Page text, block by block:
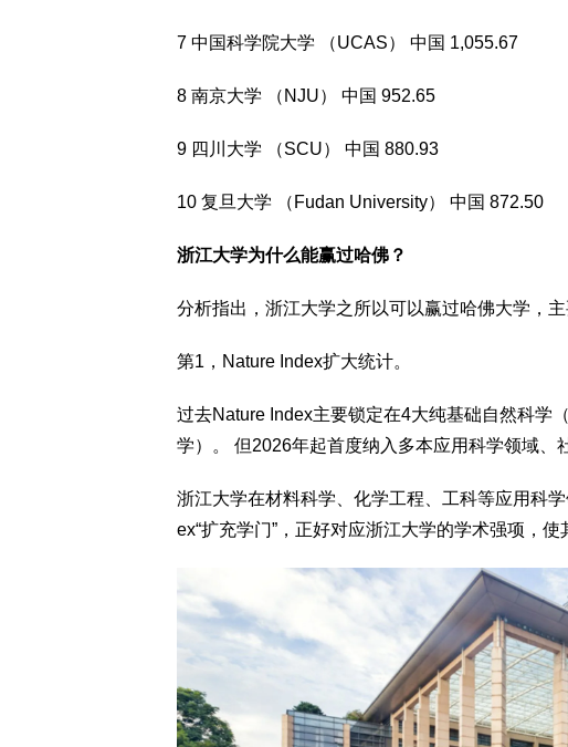
7 中国科学院大学 （UCAS） 中国 1,055.67
8 南京大学 （NJU） 中国 952.65
9 四川大学 （SCU） 中国 880.93
10 复旦大学 （Fudan University） 中国 872.50
浙江大学为什么能赢过哈佛？
分析指出，浙江大学之所以可以赢过哈佛大学，主
第1，Nature Index扩大统计。
过去Nature Index主要锁定在4大纯基础自然科学
学）。 但2026年起首度纳入多本应用科学领域、
浙江大学在材料科学、化学工程、工科等应用科
ex“扩充学门”，正好对应浙江大学的学术强项，